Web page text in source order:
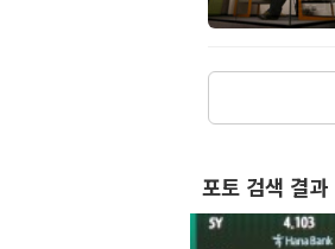
포토 검색 결과